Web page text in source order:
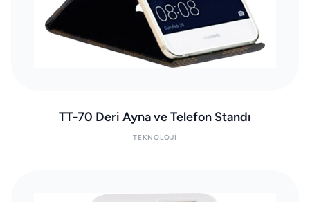
TT-70 Deri Ayna ve Telefon Standı
TEKNOLOJI